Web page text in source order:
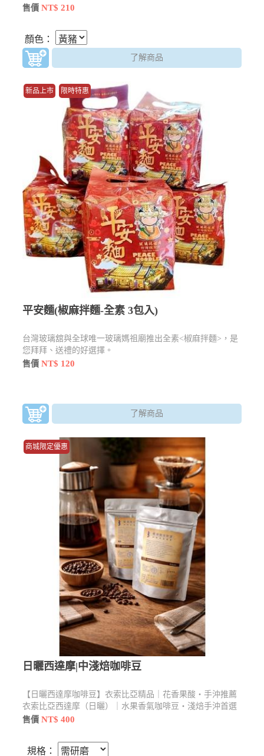
售價NT$ 210
顏色：
了解商品
新品上市 限時特惠
平安麵(椒麻拌麵-全素 3包入)
台灣玻璃舘與全球唯一玻璃媽祖廟推出全素<椒麻拌麵>，是
您拜拜、送禮的好選擇。
售價NT$ 120
了解商品
商城限定優惠
日曬西達摩|中淺焙咖啡豆
【日曬西達摩咖啡豆】衣索比亞精品｜花香果酸・手沖推薦
衣索比亞西達摩（日曬）｜水果香氣咖啡豆・淺焙手沖首選
西達摩日曬咖啡豆｜不苦帶果香・初學者也好上手。建議使
售價NT$ 400
規格：